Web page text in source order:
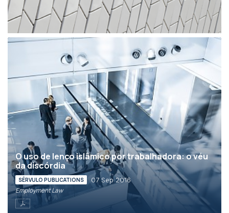
O uso de lenço islâmico por trabalhadora: o véu
da discórdia
SÉRVULO PUBLICATIONS 07 Sep 2016
Employment Law